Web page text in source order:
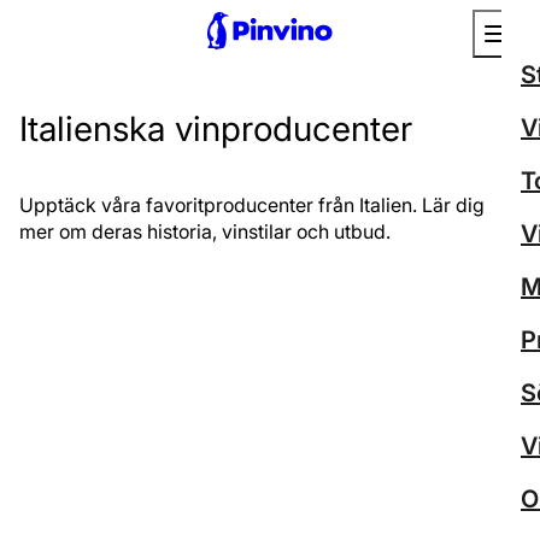
Italienska vinproducenter
Upptäck våra favoritproducenter från Italien. Lär dig
mer om deras historia, vinstilar och utbud.